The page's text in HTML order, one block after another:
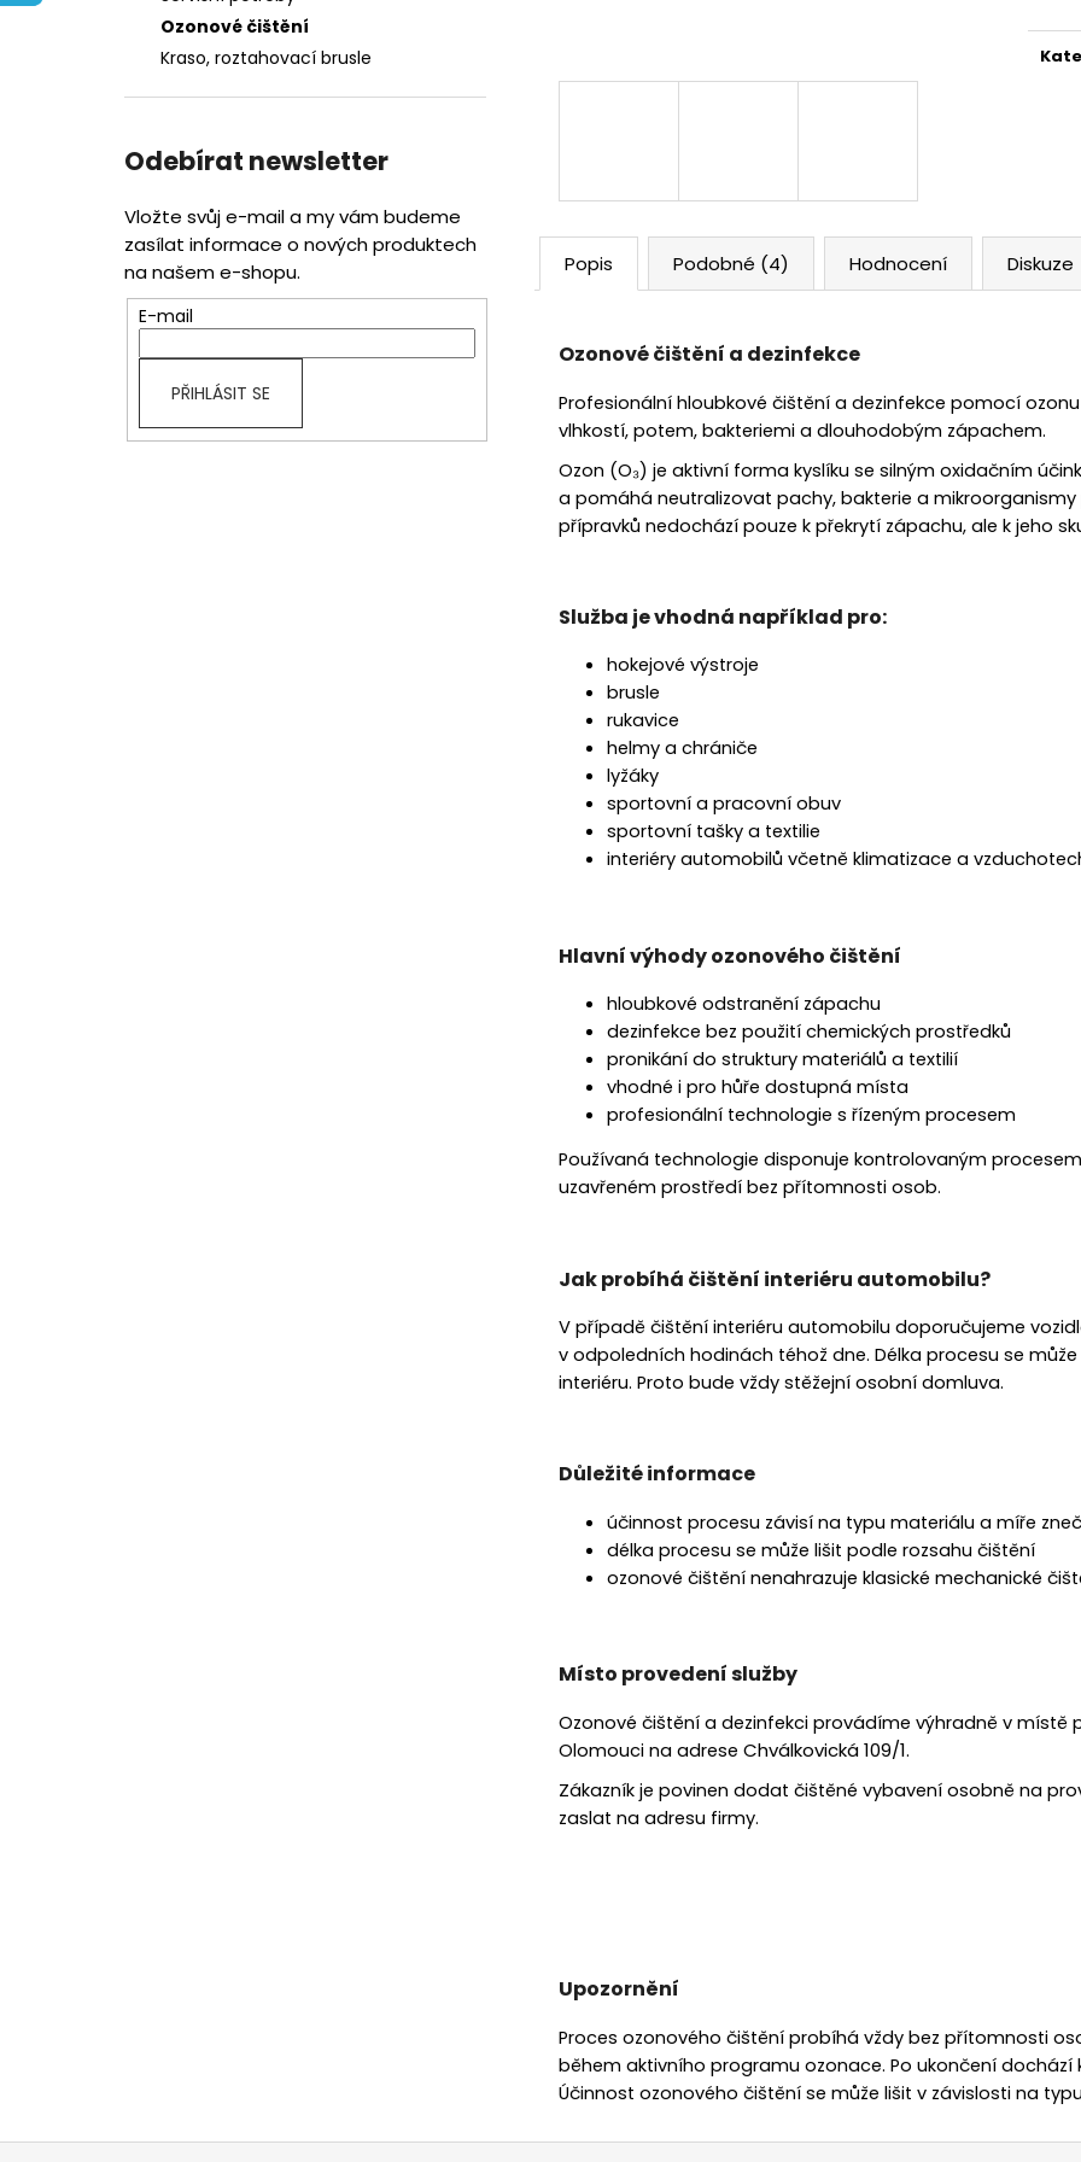
Ozonové čištění
Kraso, roztahovací brusle
Odebírat newsletter
Vložte svůj e-mail a my vám budeme
zasílat informace o nových produktech
na našem e-shopu.
E-mail
PŘIHLÁSIT SE
Popis Podobné (4) Hodnocení Diskuze
Ozonové čištění a dezinfekce
Profesionální hloubkové čištění a dezinfekce pomocí
vlhkostí, potem, bakteriemi a dlouhodobým zápachem.
Ozon (O₃) je aktivní forma kyslíku se silným oxidačním
a pomáhá neutralizovat pachy, bakterie a
přípravků nedochází pouze k překrytí zápachu, ale k jeho
Služba je vhodná například pro:
hokejové výstroje
brusle
rukavice
helmy a chrániče
lyžáky
sportovní a pracovní obuv
sportovní tašky a textilie
interiéry automobilů včetně klimatizace a
Hlavní výhody ozonového čištění
hloubkové odstranění zápachu
dezinfekce bez použití chemických prostředků
pronikání do struktury materiálů a textilií
vhodné i pro hůře dostupná místa
profesionální technologie s řízeným procesem
Používaná technologie disponuje kontrolovaným
uzavřeném prostředí bez přítomnosti osob.
Jak probíhá čištění interiéru automobilu?
V případě čištění interiéru automobilu doporučujeme
v odpoledních hodinách téhož dne. Délka procesu se
interiéru. Proto bude vždy stěžejní osobní domluva.
Důležité informace
účinnost procesu závisí na typu materiálu a míře
délka procesu se může lišit podle rozsahu čištění
ozonové čištění nenahrazuje klasické mechanické
Místo provedení služby
Ozonové čištění a dezinfekci provádíme výhradně v místě
Olomouci na adrese Chválkovická 109/1.
Zákazník je povinen dodat čištěné vybavení osobně na
zaslat na adresu firmy.
Upozornění
Proces ozonového čištění probíhá vždy bez přítomnosti
během aktivního programu ozonace. Po ukončení dochází
Účinnost ozonového čištění se může lišit v závislosti na